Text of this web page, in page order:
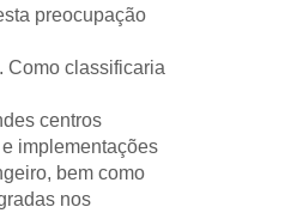
preocupação
Como classificaria
centros
implementações
bem como
nos